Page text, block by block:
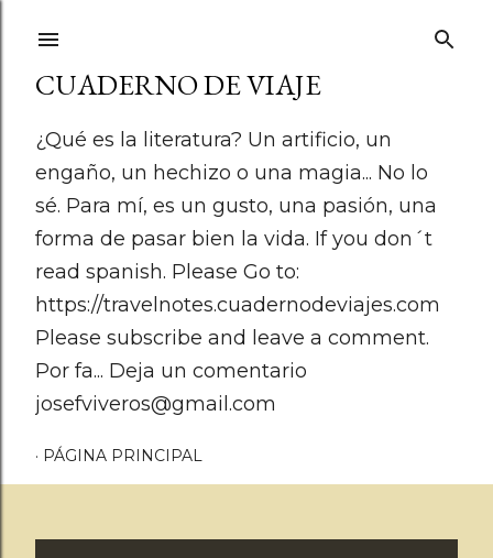
CUADERNO DE VIAJE
¿Qué es la literatura? Un artificio, un
engaño, un hechizo o una magia... No lo
sé. Para mí, es un gusto, una pasión, una
forma de pasar bien la vida. If you don´t
read spanish. Please Go to:
https://travelnotes.cuadernodeviajes.com
Please subscribe and leave a comment.
Por fa... Deja un comentario
josefviveros@gmail.com
PÁGINA PRINCIPAL